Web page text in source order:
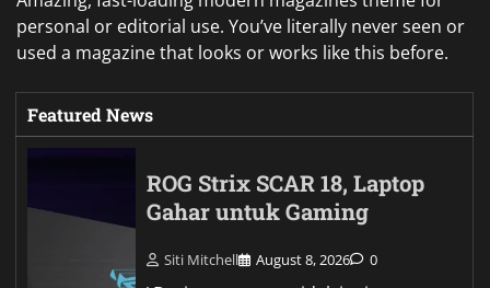
personal or editorial use. You’ve literally never seen or
used a magazine that looks or works like this before.
Featured News
ROG Strix SCAR 18, Laptop
Gahar untuk Gaming
Siti Mitchell August 8, 2026 0